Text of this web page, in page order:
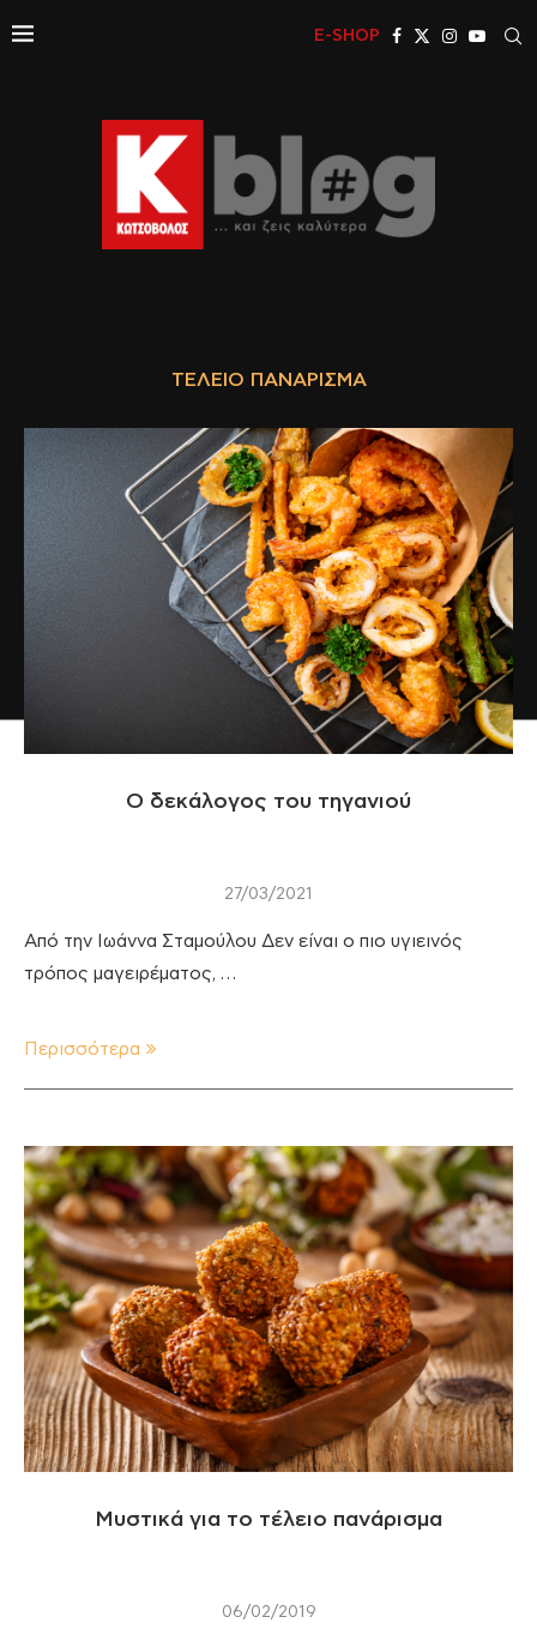
E-SHOP
ΤΈΛΕΙΟ ΠΑΝΆΡΙΣΜΑ
Ο δεκάλογος του τηγανιού
27/03/2021
Από την Ιωάννα Σταμούλου Δεν είναι ο πιο υγιεινός
τρόπος μαγειρέματος, …
Περισσότερα
Μυστικά για το τέλειο πανάρισμα
06/02/2019